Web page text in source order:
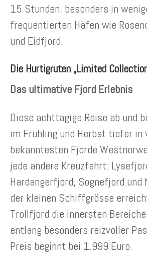
15 Stunden, besonders in
frequentierten Häfen wie
und Eidfjord.
Die Hurtigruten „Limited
Das ultimative Fjord Erlebnis
Diese achttägige Reise ab und
im Frühling und Herbst tiefer in
bekanntesten Fjorde
jede andere Kreuzfahrt:
Hardangerfjord, Sognefjord und
der kleinen Schiffgrösse
Trollfjord die innersten
entlang besonders reizvoller
Preis beginnt bei 1.999 Euro.